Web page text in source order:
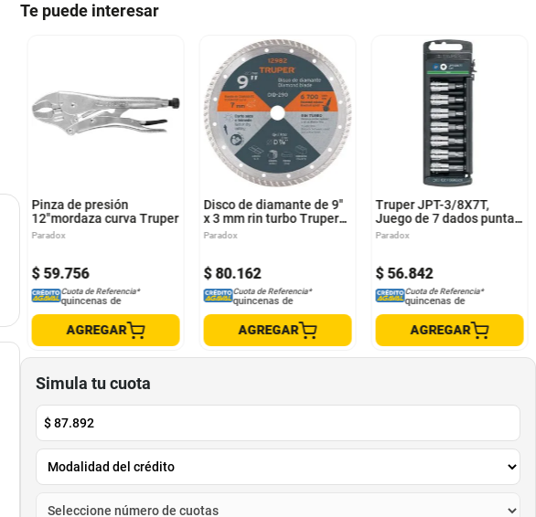
Te puede interesar
Pinza de presión
12"mordaza curva Truper
Paradox
$ 59.756
Cuota de Referencia*
quincenas de
AGREGAR
Disco de diamante de 9"
x 3 mm rin turbo Truper
DID-290
Paradox
$ 80.162
Cuota de Referencia*
quincenas de
AGREGAR
Truper JPT-3/8X7T,
Juego de 7 dados punta
torx, cuadro 3/8"
Paradox
$ 56.842
Cuota de Referencia*
quincenas de
AGREGAR
Simula tu cuota
$87.892